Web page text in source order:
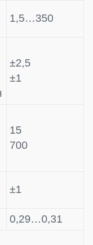
1,5…350
±2,5
±1
15
700
±1
0,29…0,31